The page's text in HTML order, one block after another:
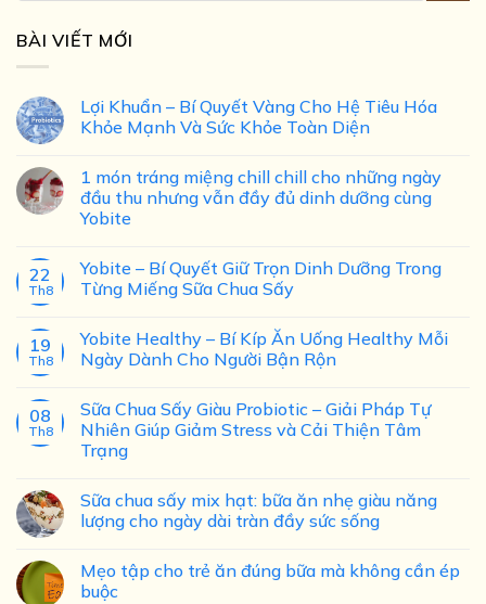
BÀI VIẾT MỚI
Lợi Khuẩn – Bí Quyết Vàng Cho Hệ Tiêu Hóa
Khỏe Mạnh Và Sức Khỏe Toàn Diện
1 món tráng miệng chill chill cho những ngày
đầu thu nhưng vẫn đầy đủ dinh dưỡng cùng
Yobite
22
Th8
Yobite – Bí Quyết Giữ Trọn Dinh Dưỡng Trong
Từng Miếng Sữa Chua Sấy
19
Th8
Yobite Healthy – Bí Kíp Ăn Uống Healthy Mỗi
Ngày Dành Cho Người Bận Rộn
08
Th8
Sữa Chua Sấy Giàu Probiotic – Giải Pháp Tự
Nhiên Giúp Giảm Stress và Cải Thiện Tâm
Trạng
Sữa chua sấy mix hạt: bữa ăn nhẹ giàu năng
lượng cho ngày dài tràn đầy sức sống
Mẹo tập cho trẻ ăn đúng bữa mà không cần ép
buộc